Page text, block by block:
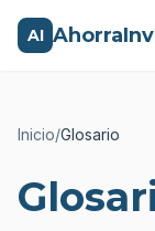
AI
Inicio/Glosario